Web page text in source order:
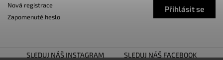
Přihlásit se
Nová registrace
Zapomenuté heslo
SLEDUJ NÁŠ INSTAGRAM SLEDUJ NÁŠ FACEBOOK